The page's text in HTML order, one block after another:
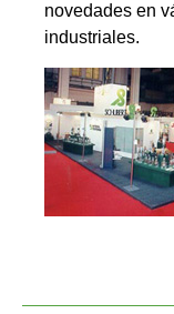
novedades en
industriales.